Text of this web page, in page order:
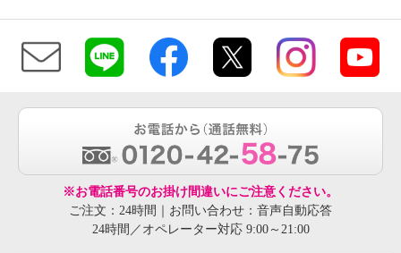
※お電話番号のお掛け間違いにご注意ください。
ご注文：24時間｜お問い合わせ：音声自動応答
24時間／オペレーター対応 9:00～21:00